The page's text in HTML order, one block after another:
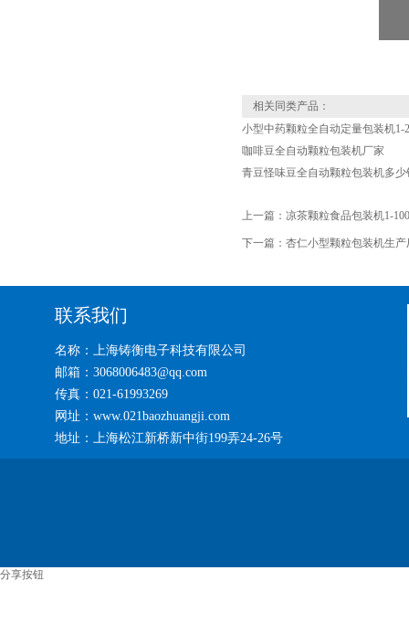
相关同类产品：
小型中药颗粒全自动定量包装机1-
咖啡豆全自动颗粒包装机厂家
青豆怪味豆全自动颗粒包装机多少
上一篇： 凉茶颗粒食品包装机1-
下一篇： 杏仁小型颗粒包装机生产
联系我们
名称：上海铸衡电子科技有限公司
邮箱：3068006483@qq.com
传真：021-61993269
网址：www.021baozhuangji.com
地址：上海松江新桥新中街199弄24-26号
分享按钮